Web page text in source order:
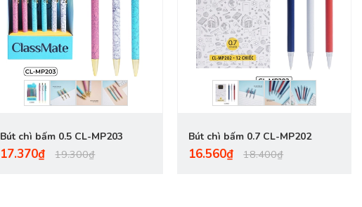
Bút chì bấm 0.5 CL-MP203
17.370₫ 19.300₫
Bút chì bấm 0.7 CL-MP202
16.560₫ 18.400₫